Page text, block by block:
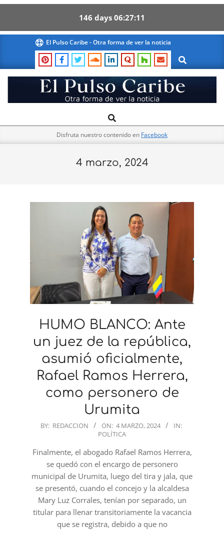
146 days 06 27 10
content
El Pulso Caribe - Otra forma de ver la noticia
Search
El
Pulso
Navigation
Search
Disfruta nuestro contenido en Facebook
4 marzo, 2024
HUMO BLANCO: Ante
un juez de la república,
asumió oficialmente,
Rafael Ramos Herrera,
como personero de
Urumita
2024-
04
BY: REDACCION ON: 4 MARZO, 2024
IN:
POLÍTICA
Finalmente, el abogado Rafael Ramos Herrera,
se quedó con el encargo de personero
municipal de Urumita, luego del tira y jala, que
se presentó, cuando el concejo y la alcaldesa
Mary Luz Corrales, tenían por separado, un
titular para llenar transitoriamente la vacancia
que se registra, debido a que no